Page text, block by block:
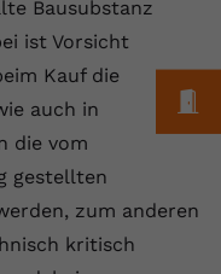
Bausubstanz
ist Vorsicht
Kauf die
auch in
die vom
gestellten
zum anderen
kritisch
gesetzte Cookie
ID, um
welche
der Nutzer